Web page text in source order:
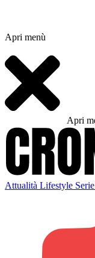
Apri menù
Apri
Attualità Lifestyle